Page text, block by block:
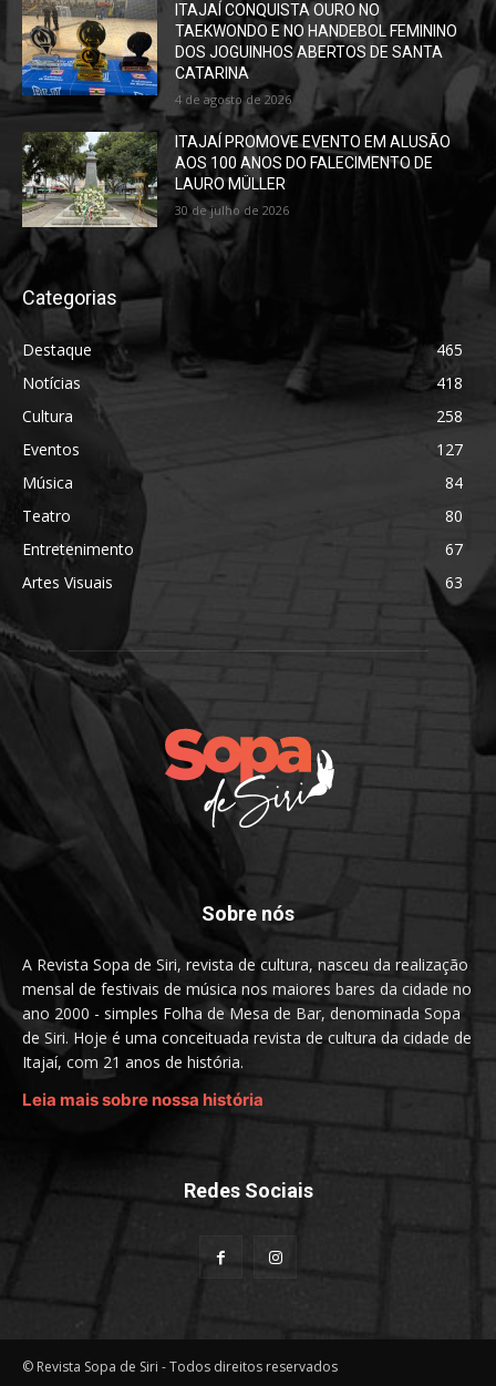
ITAJAÍ CONQUISTA OURO NO
TAEKWONDO E NO HANDEBOL FEMININO
DOS JOGUINHOS ABERTOS DE SANTA
CATARINA
4 de agosto de 2026
ITAJAÍ PROMOVE EVENTO EM ALUSÃO
AOS 100 ANOS DO FALECIMENTO DE
LAURO MÜLLER
30 de julho de 2026
Categorias
Destaque
465
Notícias
418
Cultura
258
Eventos
127
Música
84
Teatro
80
Entretenimento
67
Artes Visuais
63
Sobre nós
A Revista Sopa de Siri, revista de cultura, nasceu da realização
mensal de festivais de música nos maiores bares da cidade no
ano 2000 - simples Folha de Mesa de Bar, denominada Sopa
de Siri. Hoje é uma conceituada revista de cultura da cidade de
Itajaí, com 21 anos de história.
Leia mais sobre nossa história
Redes Sociais
© Revista Sopa de Siri - Todos direitos reservados